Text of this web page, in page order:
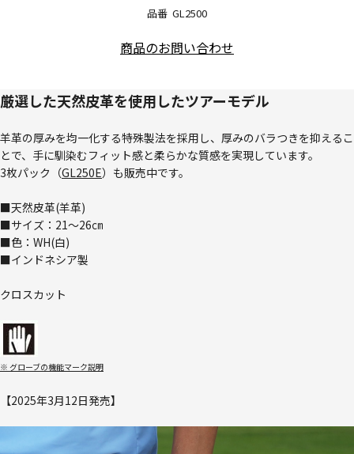
品番 GL2500
商品のお問い合わせ
厳選した天然皮革を使用したツアーモデル
羊革の厚みを均一化する特殊製法を採用し、厚みのバラつきを抑えるこ
とで、手に馴染むフィット感と柔らかな質感を実現しています。
3枚パック（GL250E）も販売中です。
■天然皮革(羊革)
■サイズ：21～26㎝
■色：WH(白)
■インドネシア製
クロスカット
※ グローブの機能マーク説明
【2025年3月12日発売】